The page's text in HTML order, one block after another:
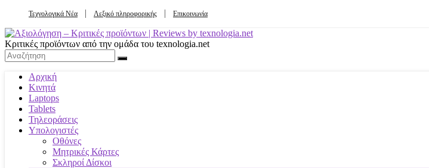
Τεχνολογικά Νέα Λεξικό πληροφορικής Επικοινωνία
Κριτικές προϊόντων από την ομάδα του texnologia.net
Αρχική
Κινητά
Laptops
Tablets
Τηλεοράσεις
Υπολογιστές
Οθόνες
Μητρικές Κάρτες
Σκληροί Δίσκοι